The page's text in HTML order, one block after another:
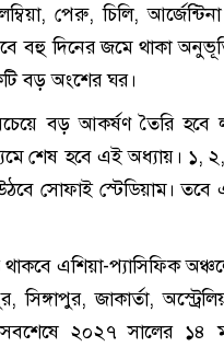
পেরু, চিলি,
বহু দিনের জমে থাকা
বড় অংশের ঘর।
বড় আকর্ষণ তৈরি হবে
শেষ হবে এই অধ্যায়। ১,
সোফাই স্টেডিয়াম। তবে
এশিয়া-প্যাসিফিক
জাকার্তা,
২০২৭ সালের ১৪